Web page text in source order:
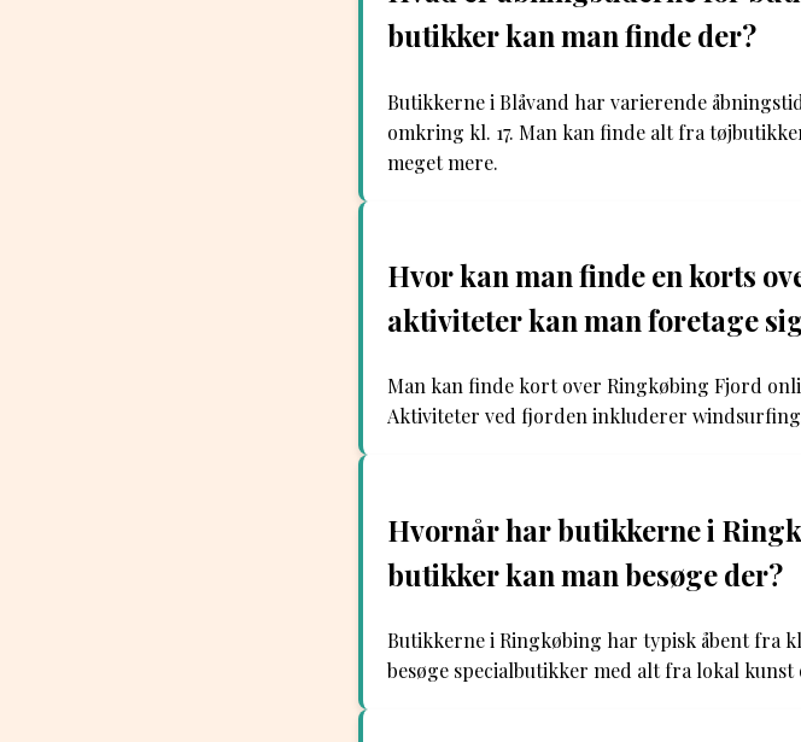
butikker kan man finde der?
Butikkerne i Blåvand har varierende
omkring kl. 17. Man kan finde alt fra
meget mere.
Hvor kan man finde en korts
aktiviteter kan man foretage
Man kan finde kort over Ringkøbing Fjord
Aktiviteter ved fjorden inkluderer
Hvornår har butikkerne i
butikker kan man besøge der?
Butikkerne i Ringkøbing har typisk åbent fra
besøge specialbutikker med alt fra lokal